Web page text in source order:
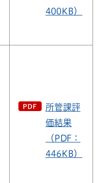
400KB）
所管課評
価結果
（PDF：
446KB）